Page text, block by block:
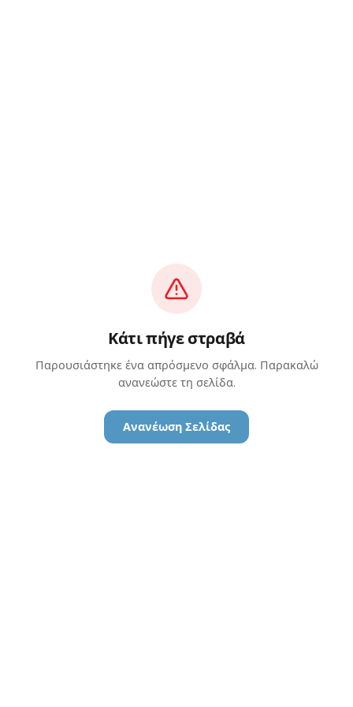
Κάτι πήγε στραβά
Παρουσιάστηκε ένα απρόσμενο σφάλμα. Παρακαλώ
ανανεώστε τη σελίδα.
Ανανέωση Σελίδας